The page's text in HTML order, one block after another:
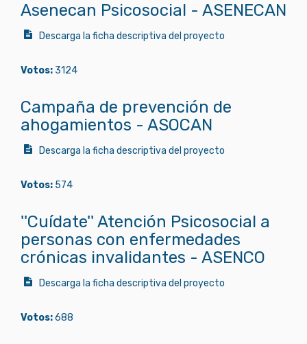
Asenecan Psicosocial - ASENECAN
Descarga la ficha descriptiva del proyecto
Votos: 3124
Campaña de prevención de
ahogamientos - ASOCAN
Descarga la ficha descriptiva del proyecto
Votos: 574
''Cuídate'' Atención Psicosocial a
personas con enfermedades
crónicas invalidantes - ASENCO
Descarga la ficha descriptiva del proyecto
Votos:688